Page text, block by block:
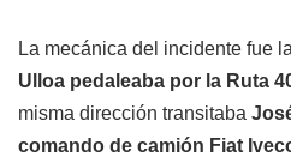
La mecánica del incidente fue
Ulloa pedaleaba por la Ruta
misma dirección transitaba
comando de camión Fiat